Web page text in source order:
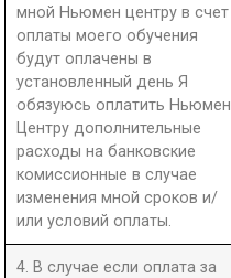
мной Ньюмен центру в счет
оплаты моего обучения
будут оплачены в
установленный день Я
обязуюсь оплатить Ньюмен
Центру дополнительные
расходы на банковские
комиссионные в случае
изменения мной сроков и/
или условий оплаты.
4. В случае если оплата за